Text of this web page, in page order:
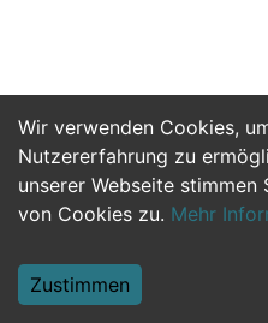
Wir verwenden Cookies,
Nutzererfahrung zu
unserer Webseite stimmen
von Cookies zu. Mehr
Zustimmen